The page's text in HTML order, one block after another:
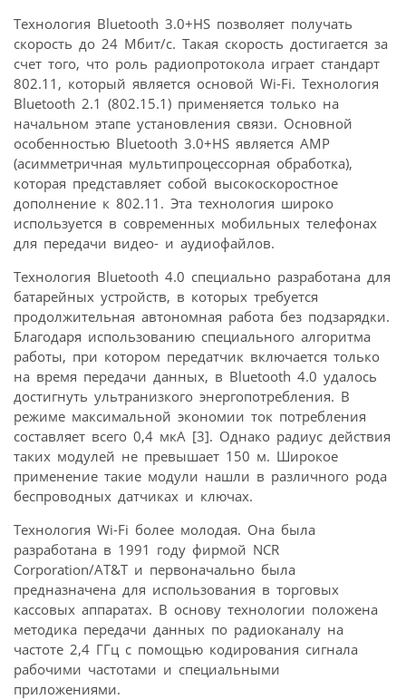
Технология Bluetooth 3.0+HS позволяет получать
скорость до 24 Мбит/с. Такая скорость достигается за
счет того, что роль радиопротокола играет стандарт
802.11, который является основой Wi-Fi. Технология
Bluetooth 2.1 (802.15.1) применяется только на
начальном этапе установления связи. Основной
особенностью Bluetooth 3.0+HS является AMP
(асимметричная мультипроцессорная обработка),
которая представляет собой высокоскоростное
дополнение к 802.11. Эта технология широко
используется в современных мобильных телефонах
для передачи видео- и аудиофайлов.
Технология Bluetooth 4.0 специально разработана для
батарейных устройств, в которых требуется
продолжительная автономная работа без подзарядки.
Благодаря использованию специального алгоритма
работы, при котором передатчик включается только
на время передачи данных, в Bluetooth 4.0 удалось
достигнуть ультранизкого энергопотребления. В
режиме максимальной экономии ток потребления
составляет всего 0,4 мкА [3]. Однако радиус действия
таких модулей не превышает 150 м. Широкое
применение такие модули нашли в различного рода
беспроводных датчиках и ключах.
Технология Wi-Fi более молодая. Она была
разработана в 1991 году фирмой NCR
Corporation/AT&T и первоначально была
предназначена для использования в торговых
кассовых аппаратах. В основу технологии положена
методика передачи данных по радиоканалу на
частоте 2,4 ГГц с помощью кодирования сигнала
рабочими частотами и специальными
приложениями.